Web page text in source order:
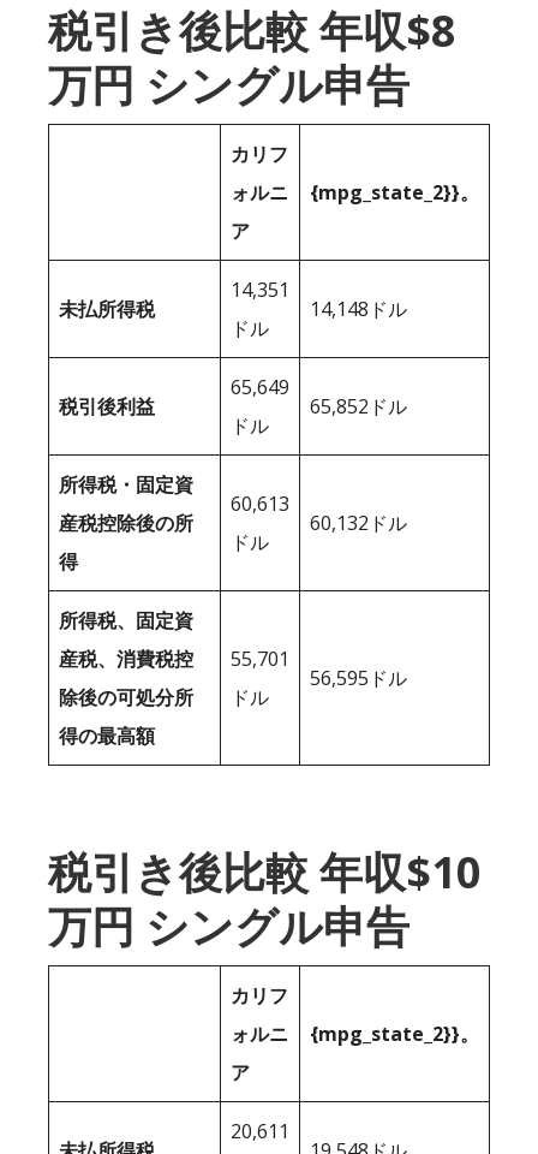
税引き後比較 年収$8
万円 シングル申告
カリフ
ォルニ
ア
{mpg_state_2}}。
未払所得税
14,351
ドル
14,148ドル
税引後利益
65,649
ドル
65,852ドル
所得税・固定資
産税控除後の所
得
60,613
ドル
60,132ドル
所得税、固定資
産税、消費税控
除後の可処分所
得の最高額
55,701
ドル
56,595ドル
税引き後比較 年収$10
万円 シングル申告
カリフ
ォルニ
ア
{mpg_state_2}}。
20,611